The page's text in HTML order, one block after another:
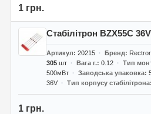
1 грн.
Стабілітрон BZX55C 36V
Артикул 20215 Бренд
305шт Вага г. 0.12 Тип
500мВт
Заводська упаковка
36V
Тип корпусу стабілітрона
1 грн.